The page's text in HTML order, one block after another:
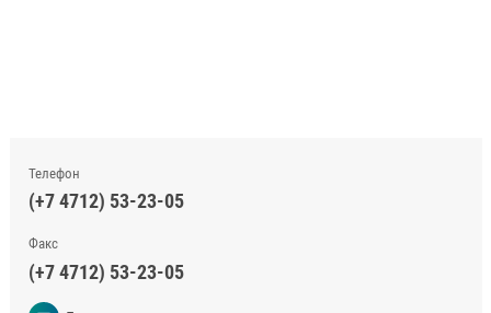
Телефон
(+7 4712) 53-23-05
Факс
(+7 4712) 53-23-05